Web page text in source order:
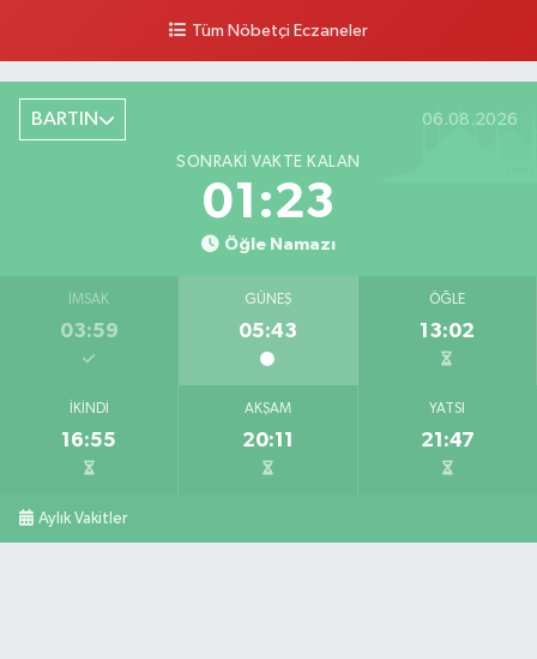
Şiremirçavuş Mahallesi, Kırıkçı Zeliha Ana Sokak No:20 8 Merkez Bartın
0 (378) 227 85 45
Tüm Nöbetçi Eczaneler
BARTIN 06.08.2026
SONRAKI VAKTE KALAN
01:22
Öğle Namazı
İMSAK
03:59
GÜNEŞ
05:43
ÖĞLE
13:02
İKINDI
16:55
AKŞAM
20:11
YATSI
21:47
Aylık Vakitler